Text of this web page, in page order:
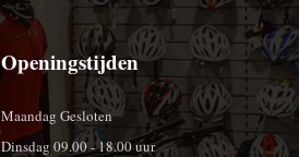
Openingstijden
Maandag Gesloten
Dinsdag 09.00 - 18.00 uur